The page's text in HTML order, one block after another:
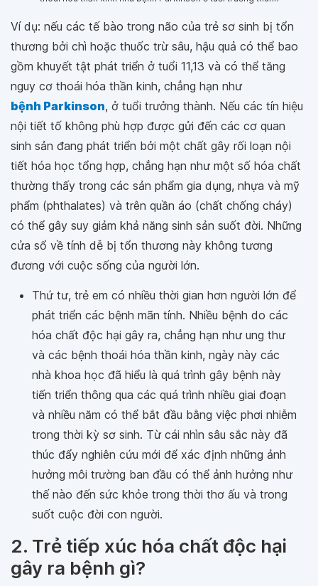
Ví dụ: nếu các tế bào trong não của trẻ sơ sinh bị tổn
thương bởi chì hoặc thuốc trừ sâu, hậu quả có thể bao
gồm khuyết tật phát triển ở tuổi 11,13 và có thể tăng
nguy cơ thoái hóa thần kinh, chẳng hạn như
bệnh Parkinson, ở tuổi trưởng thành. Nếu các tín hiệu
nội tiết tố không phù hợp được gửi đến các cơ quan
sinh sản đang phát triển bởi một chất gây rối loạn nội
tiết hóa học tổng hợp, chẳng hạn như một số hóa chất
thường thấy trong các sản phẩm gia dụng, nhựa và mỹ
phẩm (phthalates) và trên quần áo (chất chống cháy)
có thể gây suy giảm khả năng sinh sản suốt đời. Những
cửa sổ về tính dễ bị tổn thương này không tương
đương với cuộc sống của người lớn.
Thứ tư, trẻ em có nhiều thời gian hơn người lớn để
phát triển các bệnh mãn tính. Nhiều bệnh do các
hóa chất độc hại gây ra, chẳng hạn như ung thư
và các bệnh thoái hóa thần kinh, ngày này các
nhà khoa học đã hiểu là quá trình gây bệnh này
tiến triển thông qua các quá trình nhiều giai đoạn
và nhiều năm có thể bắt đầu bằng việc phơi nhiễm
trong thời kỳ sơ sinh. Từ cái nhìn sâu sắc này đã
thúc đẩy nghiên cứu mới để xác định những ảnh
hưởng môi trường ban đầu có thể ảnh hưởng như
thế nào đến sức khỏe trong thời thơ ấu và trong
suốt cuộc đời con người.
2. Trẻ tiếp xúc hóa chất độc hại
gây ra bệnh gì?